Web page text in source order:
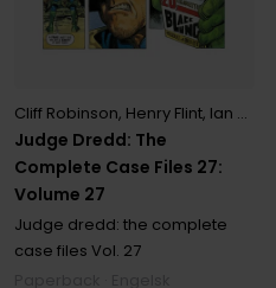
Judge Dredd: The
Complete Case Files 27:
Volume 27
Cliff Robinson, Henry Flint, Ian Gibson
Judge dredd: the complete
case files Vol. 27